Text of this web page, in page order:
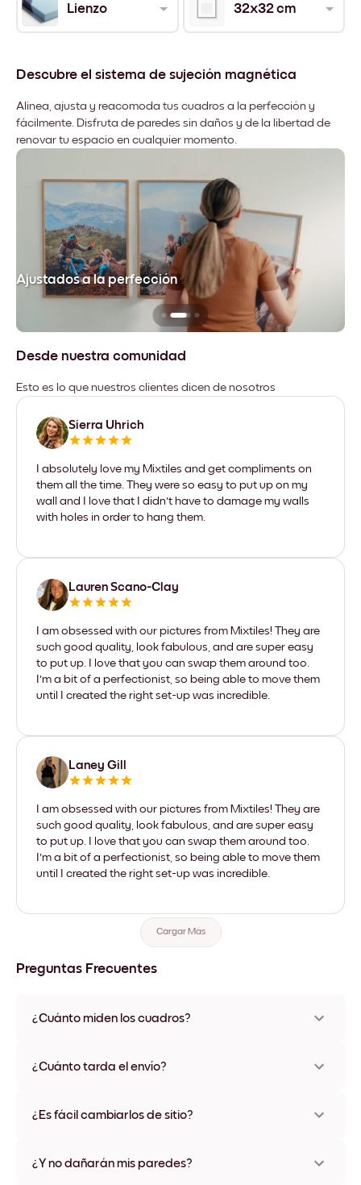
Lienzo 32x32 cm
Descubre el sistema de sujeción magnética
Alinea, ajusta y reacomoda tus cuadros a la perfección y
fácilmente. Disfruta de paredes sin daños y de la libertad de
renovar tu espacio en cualquier momento.
Ajustados a la perfección
Desde nuestra comunidad
Esto es lo que nuestros clientes dicen de nosotros
Sierra Uhrich
I absolutely love my Mixtiles and get compliments on
them all the time. They were so easy to put up on my
wall and I love that I didn't have to damage my walls
with holes in order to hang them.
Lauren Scano-Clay
I am obsessed with our pictures from Mixtiles! They are
such good quality, look fabulous, and are super easy
to put up. I love that you can swap them around too.
I'm a bit of a perfectionist, so being able to move them
until I created the right set-up was incredible.
Laney Gill
I am obsessed with our pictures from Mixtiles! They are
such good quality, look fabulous, and are super easy
to put up. I love that you can swap them around too.
I'm a bit of a perfectionist, so being able to move them
until I created the right set-up was incredible.
Cargar Más
Preguntas Frecuentes
¿Cuánto miden los cuadros?
opción única de 56x112 cm. Disponible en varios materiales y
¿Cuánto tarda el envío?
disponibles en algunos países. Te enviaremos un número de
¿Es fácil cambiarlos de sitio?
ningún daño
¿Y no dañarán mis paredes?